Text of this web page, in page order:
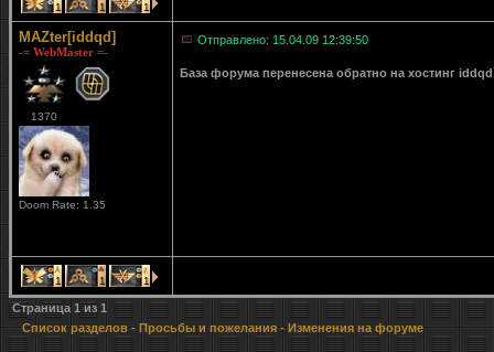
1 1 1
MAZter[iddqd]
-= WebMaster =-
1370
Doom Rate: 1.35
Отправлено: 15.04.09 12:39:50
База форума перенесена обратно на хостинг
1 1 1
Страница 1из 1
Список разделов - Просьбы и пожелания - Изменения на форуме